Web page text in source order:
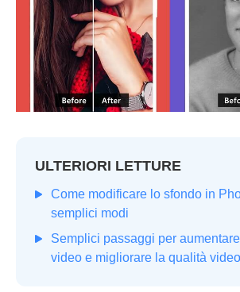
ULTERIORI LETTURE
Come modificare lo sfondo in
semplici modi
Semplici passaggi per
video e migliorare la qualità video